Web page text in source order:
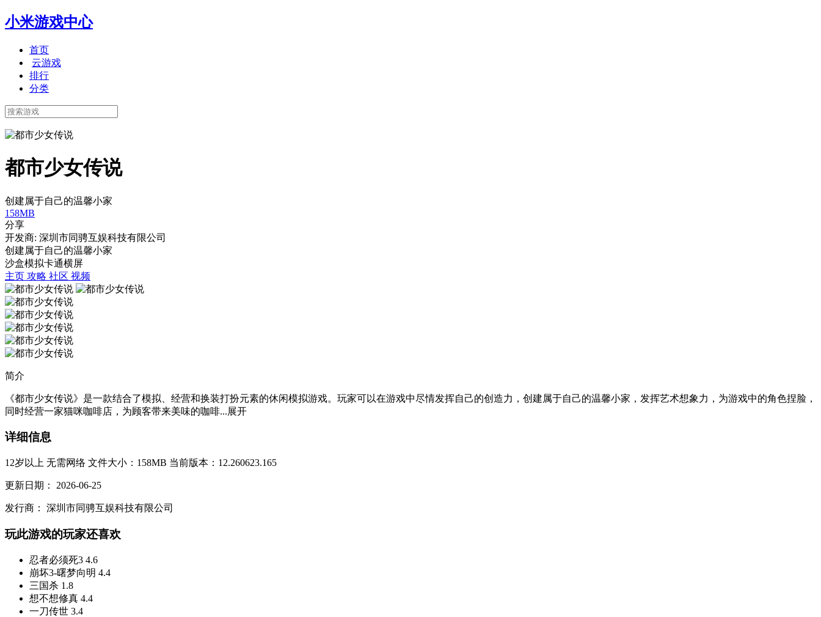
小米游戏中心
首页
云游戏
排行
分类
都市少女传说
创建属于自己的温馨小家
158MB
分享
开发商: 深圳市同骋互娱科技有限公司
创建属于自己的温馨小家
沙盒模拟卡通横屏
主页 攻略 社区 视频
简介
《都市少女传说》是一款结合了模拟、经营和换装打扮元素的休闲模拟游戏。玩家可以在游戏中尽情发挥自己的创造力，创建属于自己的温馨小家，发挥艺术想象力，为游戏中的角色捏脸，
同时经营一家猫咪咖啡店，为顾客带来美味的咖啡...展开
详细信息
12岁以上 无需网络 文件大小：158MB 当前版本：12.260623.165
更新日期： 2026-06-25
发行商： 深圳市同骋互娱科技有限公司
玩此游戏的玩家还喜欢
忍者必须死3 4.6
崩坏3-曙梦向明 4.4
三国杀 1.8
想不想修真 4.4
一刀传世 3.4